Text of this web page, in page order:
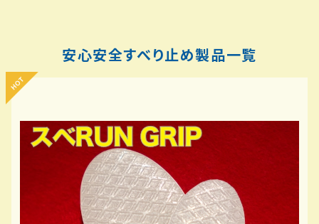
安心安全すべり止め製品一覧